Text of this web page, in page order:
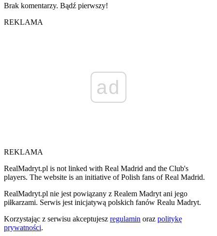
Brak komentarzy. Bądź pierwszy!
REKLAMA
ad
REKLAMA
RealMadryt.pl is not linked with Real Madrid and the Club's
players. The website is an initiative of Polish fans of Real Madrid.
RealMadryt.pl nie jest powiązany z Realem Madryt ani jego
piłkarzami. Serwis jest inicjatywą polskich fanów Realu Madryt.
Korzystając z serwisu akceptujesz regulamin oraz politykę
prywatności.